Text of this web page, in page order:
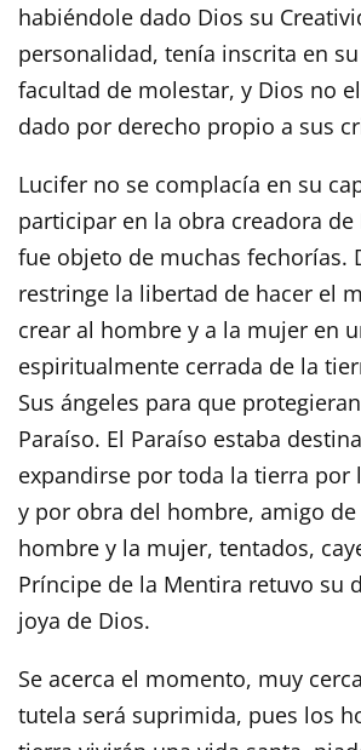
habiéndole dado Dios su
personalidad, tenía inscrita en
facultad de molestar, y Dios no
dado por derecho propio a sus
Lucifer no se complacía en su
participar en la obra creadora de
fue objeto de muchas fechorías.
restringe la libertad de hacer el
crear al hombre y a la mujer en
espiritualmente cerrada de la
Sus ángeles para que
Paraíso. El Paraíso estaba
expandirse por toda la tierra por
y por obra del hombre, amigo de
hombre y la mujer, tentados,
Príncipe de la Mentira retuvo su
joya de Dios.
Se acerca el momento, muy
tutela será suprimida, pues los